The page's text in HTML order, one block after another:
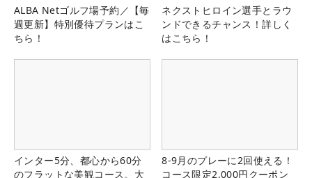
ALBA Netゴルフ場予約／【毎
週更新】特別優待プランはこ
ちら！
ネクストヒロイン選手とラウ
ンドできるチャンス！詳しく
はこちら！
インター5分、都心から60分
のフラットな美観コース。大
8-9月のプレーに2回使える！
コース限定2,000円クーポン